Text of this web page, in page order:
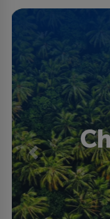
Previous